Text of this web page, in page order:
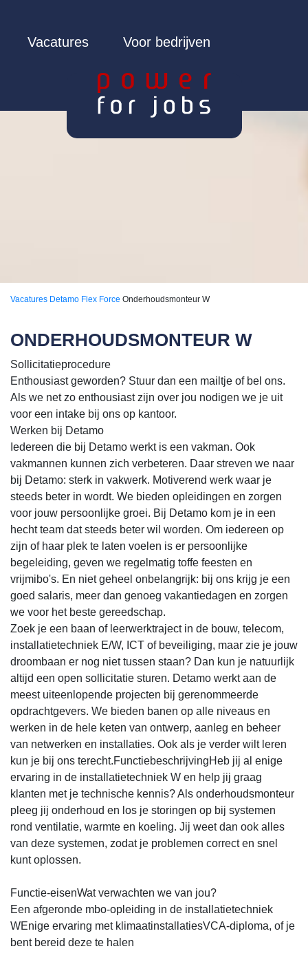
Vacatures Voor bedrijven
Vacatures Detamo Flex Force Onderhoudsmonteur W
ONDERHOUDSMONTEUR W
Sollicitatieprocedure
Enthousiast geworden? Stuur dan een mailtje of bel ons.
Als we net zo enthousiast zijn over jou nodigen we je uit
voor een intake bij ons op kantoor.
Werken bij Detamo
Iedereen die bij Detamo werkt is een vakman. Ook
vakmannen kunnen zich verbeteren. Daar streven we naar
bij Detamo: sterk in vakwerk. Motiverend werk waar je
steeds beter in wordt. We bieden opleidingen en zorgen
voor jouw persoonlijke groei. Bij Detamo kom je in een
hecht team dat steeds beter wil worden. Om iedereen op
zijn of haar plek te laten voelen is er persoonlijke
begeleiding, geven we regelmatig toffe feesten en
vrijmibo's. En niet geheel onbelangrijk: bij ons krijg je een
goed salaris, meer dan genoeg vakantiedagen en zorgen
we voor het beste gereedschap.
Zoek je een baan of leerwerktraject in de bouw, telecom,
installatietechniek E/W, ICT of beveiliging, maar zie je jouw
droombaan er nog niet tussen staan? Dan kun je natuurlijk
altijd een open sollicitatie sturen. Detamo werkt aan de
meest uiteenlopende projecten bij gerenommeerde
opdrachtgevers. We bieden banen op alle niveaus en
werken in de hele keten van ontwerp, aanleg en beheer
van netwerken en installaties. Ook als je verder wilt leren
kun je bij ons terecht.FunctiebeschrijvingHeb jij al enige
ervaring in de installatietechniek W en help jij graag
klanten met je technische kennis? Als onderhoudsmonteur
pleeg jij onderhoud en los je storingen op bij systemen
rond ventilatie, warmte en koeling. Jij weet dan ook alles
van deze systemen, zodat je problemen correct en snel
kunt oplossen.
Functie-eisenWat verwachten we van jou?
Een afgeronde mbo-opleiding in de installatietechniek
WEnige ervaring met klimaatinstallatiesVCA-diploma, of je
bent bereid deze te halen